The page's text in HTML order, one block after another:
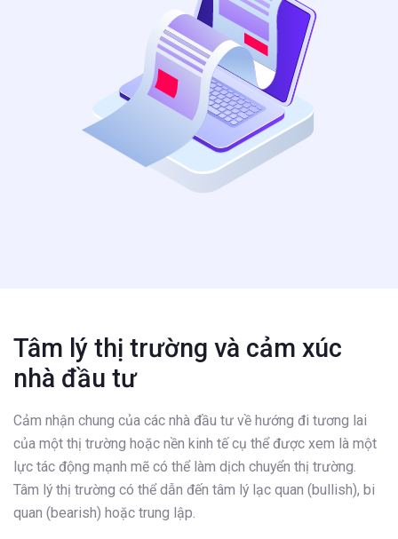
Tâm lý thị trường và cảm xúc
nhà đầu tư
Cảm nhận chung của các nhà đầu tư về hướng đi tương lai
của một thị trường hoặc nền kinh tế cụ thể được xem là một
lực tác động mạnh mẽ có thể làm dịch chuyển thị trường.
Tâm lý thị trường có thể dẫn đến tâm lý lạc quan (bullish), bi
quan (bearish) hoặc trung lập.